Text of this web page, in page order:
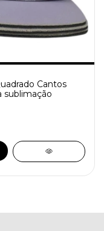
Cantos
sublimação